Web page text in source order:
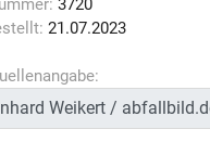
3720
21.07.2023